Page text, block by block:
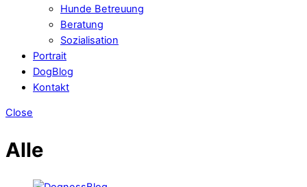
Hunde Betreuung
Beratung
Sozialisation
Portrait
DogBlog
Kontakt
Close
Alle